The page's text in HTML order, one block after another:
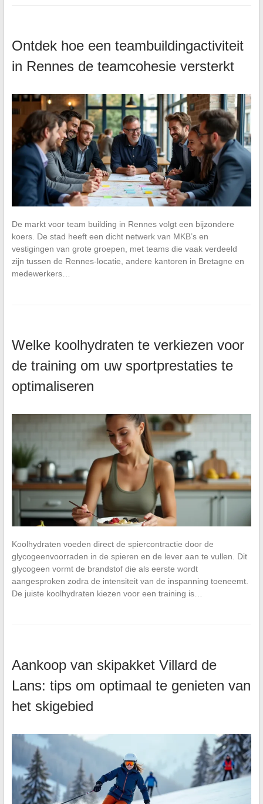
Ontdek hoe een teambuildingactiviteit
in Rennes de teamcohesie versterkt
De markt voor team building in Rennes volgt een bijzondere
koers. De stad heeft een dicht netwerk van MKB’s en
vestigingen van grote groepen, met teams die vaak verdeeld
zijn tussen de Rennes-locatie, andere kantoren in Bretagne en
medewerkers…
Welke koolhydraten te verkiezen voor
de training om uw sportprestaties te
optimaliseren
Koolhydraten voeden direct de spiercontractie door de
glycogeenvoorraden in de spieren en de lever aan te vullen. Dit
glycogeen vormt de brandstof die als eerste wordt
aangesproken zodra de intensiteit van de inspanning toeneemt.
De juiste koolhydraten kiezen voor een training is…
Aankoop van skipakket Villard de
Lans: tips om optimaal te genieten van
het skigebied